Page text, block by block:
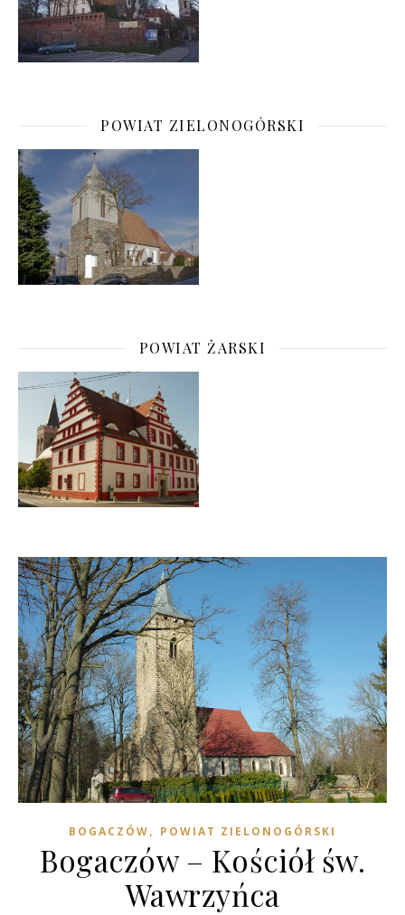
POWIAT ZIELONOGÓRSKI
POWIAT ŻARSKI
BOGACZÓW, POWIAT ZIELONOGÓRSKI
Bogaczów – Kościół św.
Wawrzyńca